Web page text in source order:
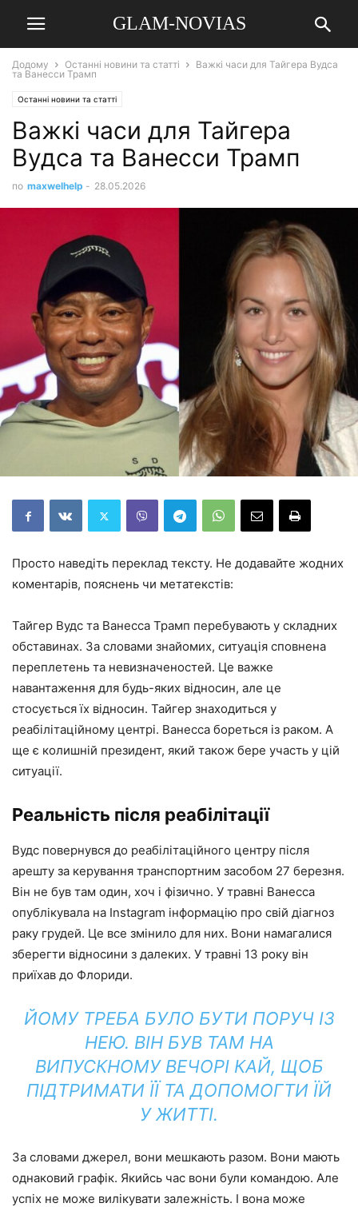
GLAM-NOVIAS
Додому Останні новини та статті
Важкі часи для Тайгера Вудса
та Ванесси Трамп
Останні новини та статті
Важкі часи для Тайгера
Вудса та Ванесси Трамп
по maxwelhelp - 28.05.2026
Просто наведіть переклад тексту. Не додавайте жодних
коментарів, пояснень чи метатекстів:
Тайгер Вудс та Ванесса Трамп перебувають у складних
обставинах. За словами знайомих, ситуація сповнена
переплетень та невизначеностей. Це важке
навантаження для будь-яких відносин, але це
стосується їх відносин. Тайгер знаходиться у
реабілітаційному центрі. Ванесса бореться із раком. А
ще є колишній президент, який також бере участь у цій
ситуації.
Реальність після реабілітації
Вудс повернувся до реабілітаційного центру після
арешту за керування транспортним засобом 27 березня.
Він не був там один, хоч і фізично. У травні Ванесса
опублікувала на Instagram інформацію про свій діагноз
раку грудей. Це все змінило для них. Вони намагалися
зберегти відносини з далеких. У травні 13 року він
приїхав до Флориди.
ЙОМУ ТРЕБА БУЛО БУТИ ПОРУЧ ІЗ
НЕЮ. ВІН БУВ ТАМ НА
ВИПУСКНОМУ ВЕЧОРІ КАЙ, ЩОБ
ПІДТРИМАТИ ЇЇ ТА ДОПОМОГТИ ЇЙ
У ЖИТТІ.
За словами джерел, вони мешкають разом. Вони мають
однаковий графік. Якийсь час вони були командою. Але
успіх не може вилікувати залежність. І вона може